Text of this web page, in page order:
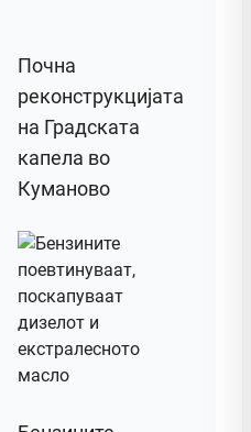
Почна
реконструкцијата
на Градската
капела во
Куманово